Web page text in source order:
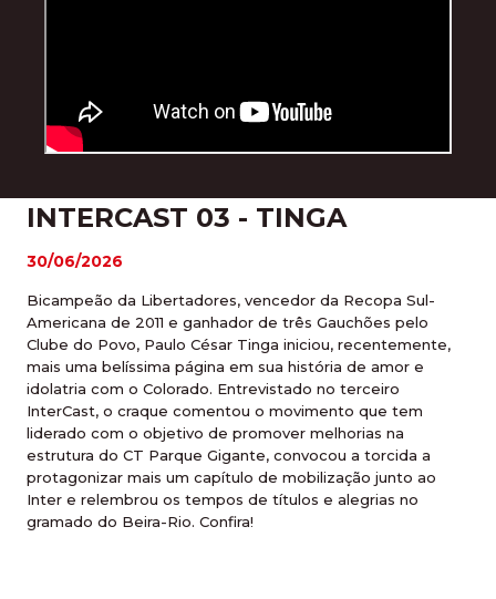
INTERCAST 03 - TINGA
30/06/2026
Bicampeão da Libertadores, vencedor da Recopa Sul-
Americana de 2011 e ganhador de três Gauchões pelo
Clube do Povo, Paulo César Tinga iniciou, recentemente,
mais uma belíssima página em sua história de amor e
idolatria com o Colorado. Entrevistado no terceiro
InterCast, o craque comentou o movimento que tem
liderado com o objetivo de promover melhorias na
estrutura do CT Parque Gigante, convocou a torcida a
protagonizar mais um capítulo de mobilização junto ao
Inter e relembrou os tempos de títulos e alegrias no
gramado do Beira-Rio. Confira!